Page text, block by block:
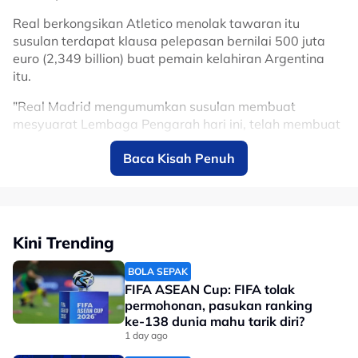
Tular satu video di media sosial menyaksikan seorang
peminat tegar membakar jersi Atletico Madrid berserta
nama Alvarez lalu memijaknya sebagai tanda protes.
Related Topics
#Atlético Madrid #bola sepak
Real berkongsikan Atletico menolak tawaran itu
susulan terdapat klausa pelepasan bernilai 500 juta
euro (2,349 billion) buat pemain kelahiran Argentina
itu.
"Real Madrid mengumumkan susulan membuat
mesyuarat Lembaga Pengarah hari ini, telah membuat
tawaran sebanyak 150 juta euro kepada Atletico
Madrid bagi mendapatkan Julian Alvarez." kongsi
president Cerezo: “Real Madrid official
bid? Julián Álvarez is NOT for sale”.
“We don’t wanna sell him”, told
@elchiringuitotv.
pic.twitter.com/0TfRbpwRcW
Baca Kisah Penuh
Kini Trending
BOLA SEPAK
FIFA ASEAN Cup: FIFA tolak
permohonan, pasukan ranking
ke-138 dunia mahu tarik diri?
1 day ago